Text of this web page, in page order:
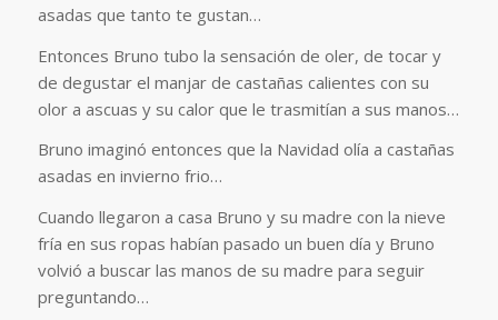
asadas que tanto te gustan…
Entonces Bruno tubo la sensación de oler, de tocar y
de degustar el manjar de castañas calientes con su
olor a ascuas y su calor que le trasmitían a sus manos…
Bruno imaginó entonces que la Navidad olía a castañas
asadas en invierno frio…
Cuando llegaron a casa Bruno y su madre con la nieve
fría en sus ropas habían pasado un buen día y Bruno
volvió a buscar las manos de su madre para seguir
preguntando…